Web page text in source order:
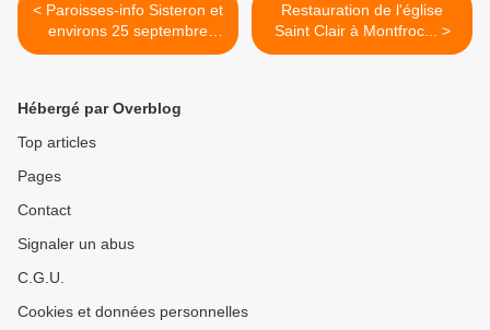
< Paroisses-info Sisteron et
environs 25 septembre
2022...
Restauration de l'église
Saint Clair à Montfroc... >
Hébergé par Overblog
Top articles
Pages
Contact
Signaler un abus
C.G.U.
Cookies et données personnelles